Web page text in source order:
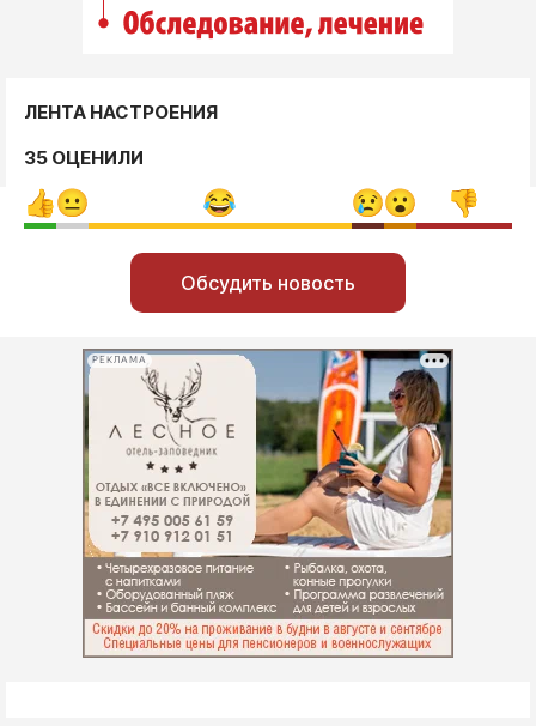
ЛЕНТА НАСТРОЕНИЯ
35 ОЦЕНИЛИ
Обсудить новость
РЕКЛАМА